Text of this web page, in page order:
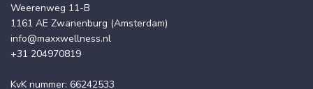
Weerenweg 11-B
1161 AE Zwanenburg (Amsterdam)
info@maxxwellness.nl
+31 204970819
KvK nummer: 66242533